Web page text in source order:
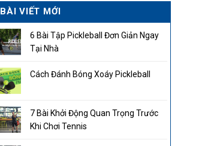
BÀI VIẾT MỚI
6 Bài Tập Pickleball Đơn Giản Ngay
Tại Nhà
Cách Đánh Bóng Xoáy Pickleball
7 Bài Khởi Động Quan Trọng Trước
Khi Chơi Tennis